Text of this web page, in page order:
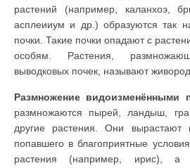
растений (например, каланхоэ,
асплеииум и др.) образуются так
почки. Такие почки опадают с
особям. Растения,
выводковых почек, называют
Размножение видоизменёнными
размножаются пырей, ландыш,
другие растения. Они вырастают
попавшего в благоприятные
растения (например, ирис), а